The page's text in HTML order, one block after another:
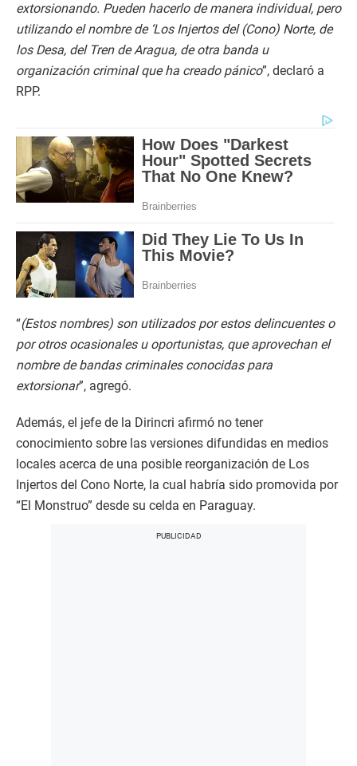
extorsionando. Pueden hacerlo de manera individual, pero
utilizando el nombre de ‘Los Injertos del (Cono) Norte, de
los Desa, del Tren de Aragua, de otra banda u
organización criminal que ha creado pánico”, declaró a
RPP.
“(Estos nombres) son utilizados por estos delincuentes o
por otros ocasionales u oportunistas, que aprovechan el
nombre de bandas criminales conocidas para
extorsionar”, agregó.
Además, el jefe de la Dirincri afirmó no tener
conocimiento sobre las versiones difundidas en medios
locales acerca de una posible reorganización de Los
Injertos del Cono Norte, la cual habría sido promovida por
“El Monstruo” desde su celda en Paraguay.